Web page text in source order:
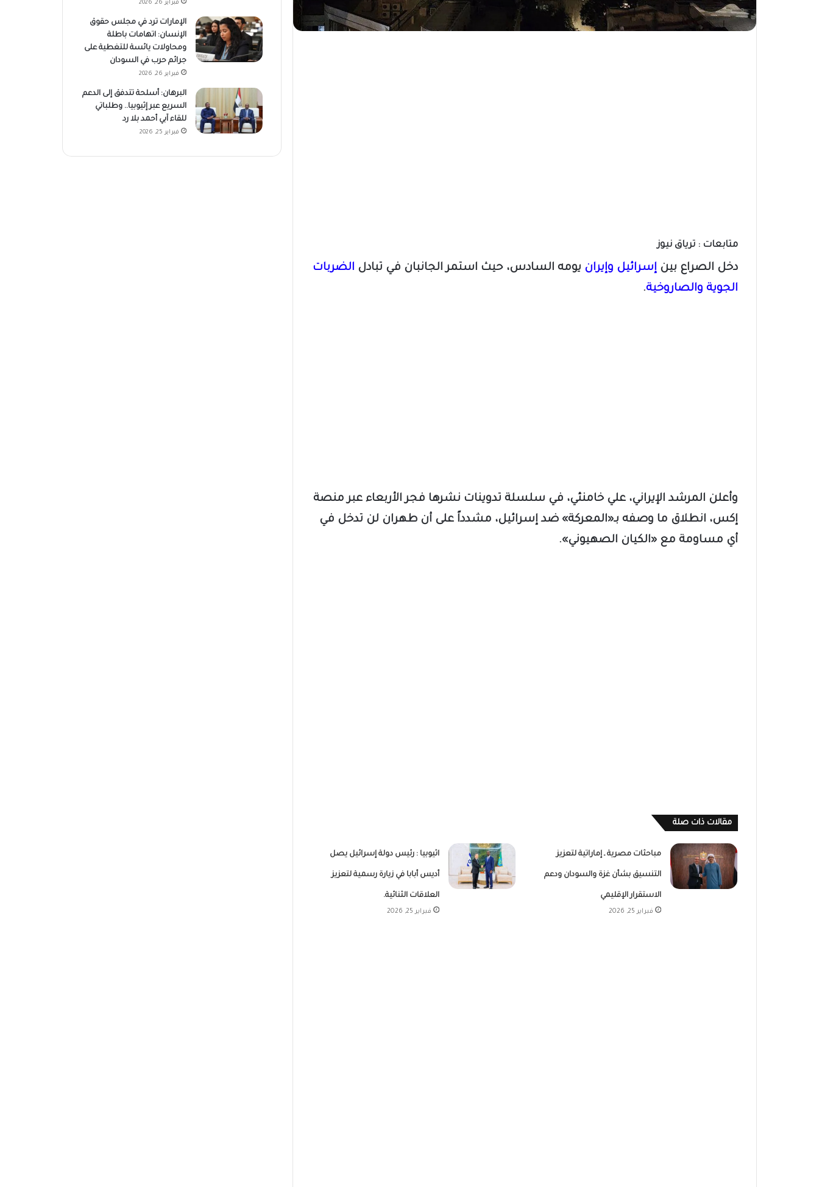
متابعات : ترياق نيوز
دخل الصراع بين إسرائيل وإيران يومه السادس، حيث استمر الجانبان في تبادل الضربات
الجوية والصاروخية.
وأعلن المرشد الإيراني، علي خامنئي، في سلسلة تدوينات نشرها فجر الأربعاء عبر منصة
إكس، انطلاق ما وصفه بـ«المعركة» ضد إسرائيل، مشدداً على أن طهران لن تدخل في
أي مساومة مع «الكيان الصهيوني».
مقالات ذات صلة
مباحثات مصرية ـ إماراتية لتعزيز
التنسيق بشأن غزة والسودان ودعم
الاستقرار الإقليمي
فبراير 25, 2026
اثيوبيا : رئيس دولة إسرائيل يصل
أديس أبابا في زيارة رسمية لتعزيز
العلاقات الثنائية.
فبراير 25, 2026
فبراير 26, 2026
الإمارات ترد في مجلس حقوق
الإنسان: اتهامات باطلة
ومحاولات يائسة للتغطية على
جرائم حرب في السودان
فبراير 26, 2026
البرهان: أسلحة تتدفق إلى الدعم
السريع عبر إثيوبيا.. وطلباتي
للقاء آبي أحمد بلا رد
فبراير 25, 2026